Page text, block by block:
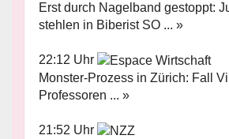
Erst durch Nagelband gestoppt:
stehlen in Biberist SO ... »
22:12 Uhr
Monster-Prozess in Zürich: Fall
Professoren ... »
21:52 Uhr